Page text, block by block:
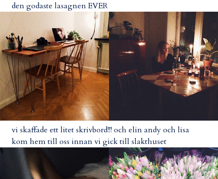
den godaste lasagnen EVER
vi skaffade ett litet skrivbord!!! och elin andy och lisa
kom hem till oss innan vi gick till slakthuset